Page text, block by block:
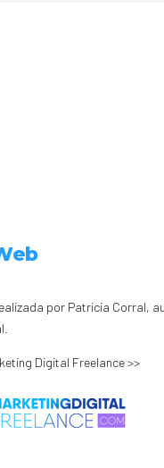
por Patricia Corral,
Digital Freelance >>